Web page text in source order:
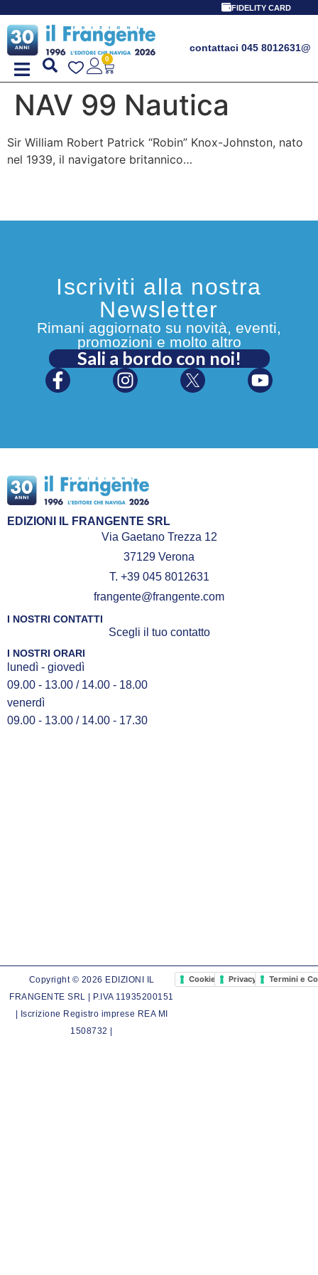
FIDELITY CARD
contattaci 045 8012631@
0
NAV 99 Nautica
Sir William Robert Patrick “Robin” Knox-Johnston, nato
nel 1939, il navigatore britannico…
Iscriviti alla nostra
Newsletter
Rimani aggiornato su novità, eventi,
promozioni e molto altro
Sali a bordo con noi!
EDIZIONI IL FRANGENTE SRL
Via Gaetano Trezza 12
37129 Verona
T. +39 045 8012631
frangente@frangente.com
I NOSTRI CONTATTI
Scegli il tuo contatto
I NOSTRI ORARI
lunedì - giovedì
09.00 - 13.00 / 14.00 - 18.00
venerdì
09.00 - 13.00 / 14.00 - 17.30
Copyright © 2026 EDIZIONI IL
FRANGENTE SRL | P.IVA 11935200151
| Iscrizione Registro imprese REA MI
1508732 |
Cookie PolicyPrivacy PolicyTermini e